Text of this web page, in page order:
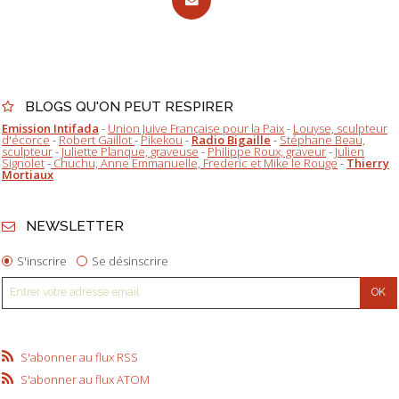
BLOGS QU'ON PEUT RESPIRER
Emission Intifada - Union Juive Française pour la Paix- Louyse, sculpteur
d'écorce-Robert Gaillot-Pikekou-Radio Bigaille-Stéphane Beau,
sculpteur-Juliette Planque, graveuse-Philippe Roux, graveur-Julien
Signolet-Chuchu, Anne Emmanuelle, Frederic et Mike le Rouge-Thierry
Mortiaux
NEWSLETTER
S'inscrire Se désinscrire
S'abonner au flux RSS
S'abonner au flux ATOM